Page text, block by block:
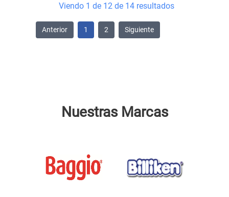
Viendo 1 de 12 de 14 resultados
Anterior 1 2 Siguiente
Nuestras Marcas